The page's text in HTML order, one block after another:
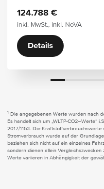
124.788 €
inkl. MwSt., inkl. NoVA
Details
1
Die angegebenen Werte wurden nach
Es handelt sich um „WLTP-CO2–Werte“
2017/1153. Die
Stromverbrauch wurde auf der
beziehen sich nicht auf ein einzelnes
sondern dienen allein
Werte variieren in Abhängigkeit der